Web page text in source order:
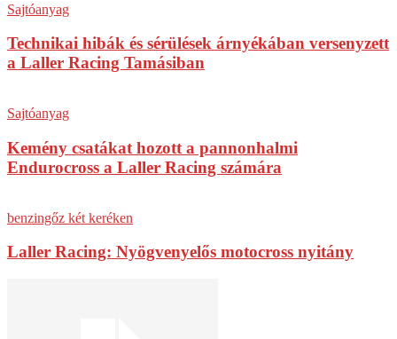
Sajtóanyag
Technikai hibák és sérülések árnyékában versenyzett
a Laller Racing Tamásiban
Sajtóanyag
Kemény csatákat hozott a pannonhalmi
Endurocross a Laller Racing számára
benzingőz két keréken
Laller Racing: Nyögvenyelős motocross nyitány